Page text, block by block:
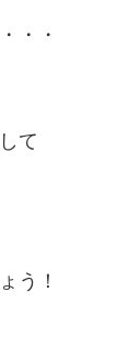
・・
て
う！